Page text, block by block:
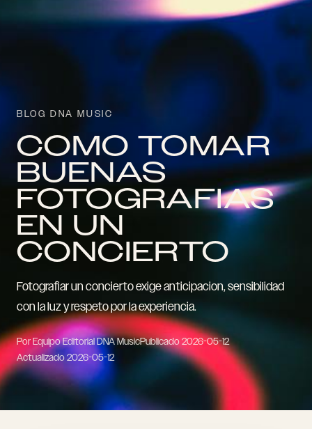
BLOG DNA MUSIC
COMO TOMAR
BUENAS
FOTOGRAFIAS
EN UN
CONCIERTO
Fotografiar un concierto exige anticipacion, sensibilidad
con la luz y respeto por la experiencia.
Por Equipo Editorial DNA MusicPublicado2026-05-12
Actualizado2026-05-12